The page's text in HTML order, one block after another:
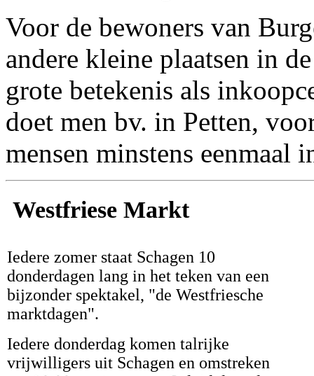
Voor de bewoners van
andere kleine plaatsen in
grote betekenis als
doet men bv. in Petten,
mensen minstens eenmaal
Westfriese Markt
Iedere zomer staat Schagen 10
donderdagen lang in het teken van een
bijzonder spektakel, "de Westfriesche
marktdagen".
Iedere donderdag komen talrijke
vrijwilligers uit Schagen en omstreken